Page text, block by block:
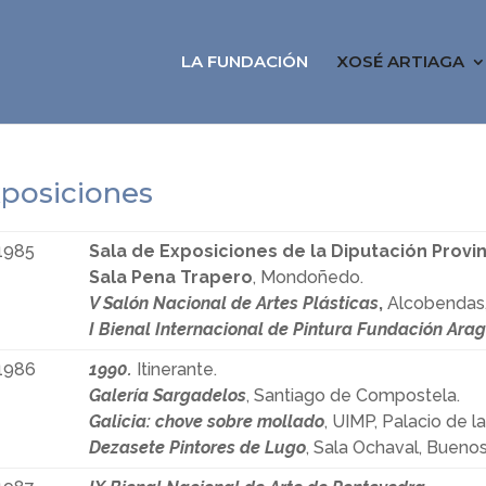
LA FUNDACIÓN XOSÉ ARTIAGA
Sala de Exposiciones de la Diputación
Sala Pena Trapero, Mondoñedo.
V Salón Nacional de Artes Plásticas,
I Bienal Internacional de Pintura Fundación
1990. Itinerante.
Galería Sargadelos, Santiago de Compostela.
Galicia: chove sobre mollado, UIMP, Palacio de
Dezasete Pintores de Lugo, Sala Ochaval,